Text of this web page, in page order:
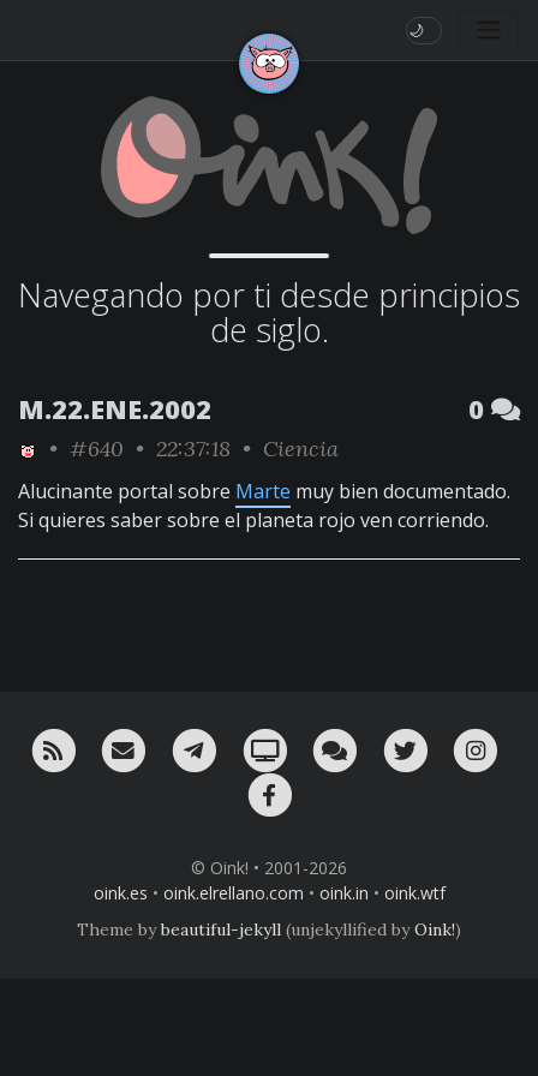
🌙
Navegando por ti desde principios
de siglo.
M.22.ENE.2002 0
• #640 • 22:37:18 • Ciencia
Alucinante portal sobre Marte muy bien documentado.
Si quieres saber sobre el planeta rojo ven corriendo.
RSS ¡Mándame un email!¡Nuestro canal en Telegram!
Oink! TV Charla con nosotros
Twitter
© Oink! • 2001-2026
oink.es • oink.elrellano.com • oink.in • oink.wtf
Theme bybeautiful-jekyll (unjekyllified byOink!)